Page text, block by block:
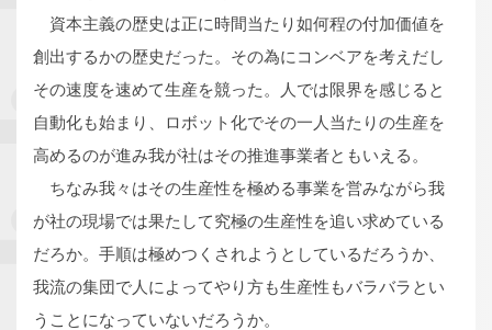
資本主義の歴史は正に時間当たり如何程の付加価値を
創出するかの歴史だった。その為にコンベアを考えだし
その速度を速めて生産を競った。人では限界を感じると
自動化も始まり、ロボット化でその一人当たりの生産を
高めるのが進み我が社はその推進事業者ともいえる。
ちなみ我々はその生産性を極める事業を営みながら我
が社の現場では果たして究極の生産性を追い求めている
だろか。手順は極めつくされようとしているだろうか、
我流の集団で人によってやり方も生産性もバラバラとい
うことになっていないだろうか。